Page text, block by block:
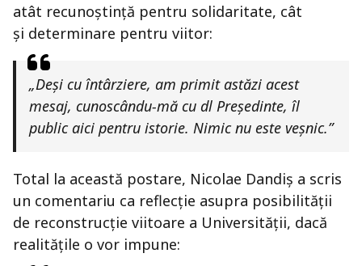
atât recunoștință pentru solidaritate, cât
și determinare pentru viitor:
„Deși cu întârziere, am primit astăzi acest
mesaj, cunoscându-mă cu dl Președinte, îl
public aici pentru istorie. Nimic nu este veșnic.”
Total la această postare, Nicolae Dandiș a scris
un comentariu ca reflecție asupra posibilității
de reconstrucție viitoare a Universității, dacă
realitățile o vor impune: